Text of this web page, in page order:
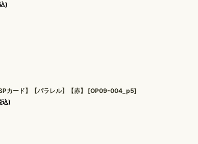
)
カード】【パラレル】【赤】 [OP09-004_p5]
込)